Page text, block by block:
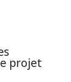
projet